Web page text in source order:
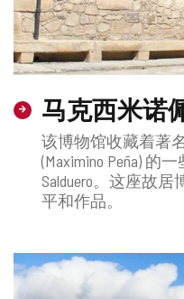
马克西米诺
该博物馆收藏着著
(Maximino Peña) 的
Salduero。这座故
平和作品。